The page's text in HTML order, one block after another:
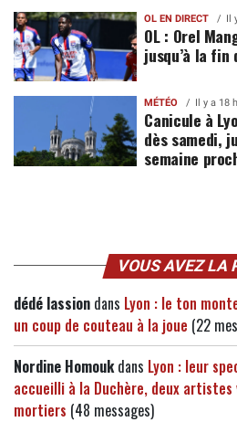
OL EN DIRECT Il
OL : Orel
jusqu’à la fin
MÉTÉO Il y a 18
Canicule à
dès samedi,
semaine
VOUS AVEZ LA
dédé lassion dans Lyon : le ton
un coup de couteau à la joue (22
Nordine Homoukdans Lyon : leur
accueilli à la Duchère, deux
mortiers (48 messages)